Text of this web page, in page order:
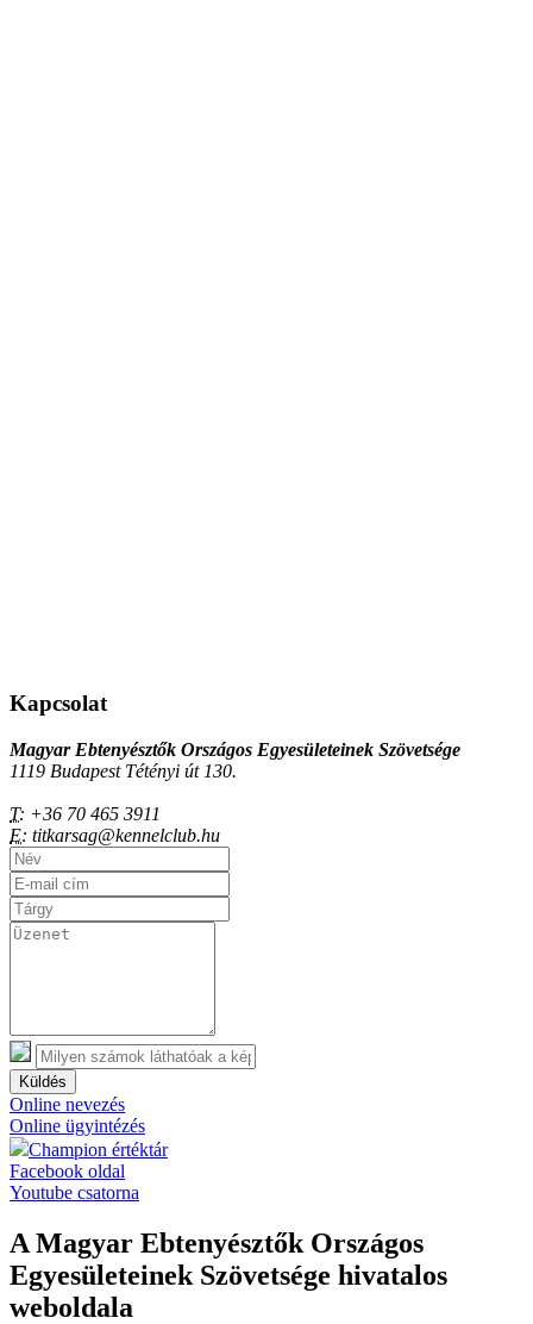
Kapcsolat
Magyar Ebtenyésztők Országos Egyesületeinek Szövetsége
1119 Budapest Tétényi út 130.
T: +36 70 465 3911
E: titkarsag@kennelclub.hu
Küldés
Online nevezés
Online ügyintézés
Champion értéktár
Facebook oldal
Youtube csatorna
A Magyar Ebtenyésztők Országos
Egyesületeinek Szövetsége hivatalos
weboldala